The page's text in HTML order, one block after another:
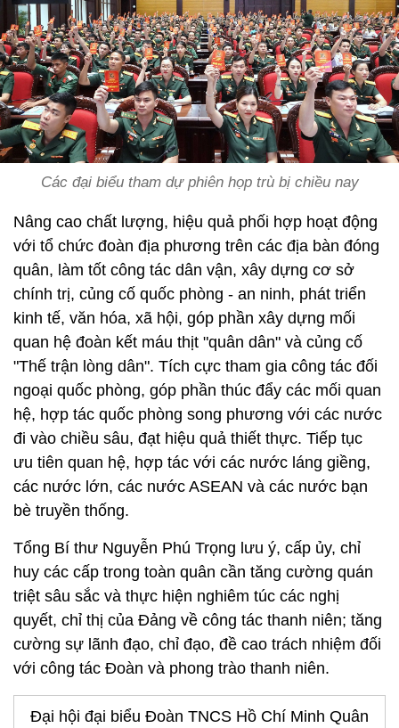
Các đại biểu tham dự phiên họp trù bị chiều nay
Nâng cao chất lượng, hiệu quả phối hợp hoạt động
với tổ chức đoàn địa phương trên các địa bàn đóng
quân, làm tốt công tác dân vận, xây dựng cơ sở
chính trị, củng cố quốc phòng - an ninh, phát triển
kinh tế, văn hóa, xã hội, góp phần xây dựng mối
quan hệ đoàn kết máu thịt "quân dân" và củng cố
"Thế trận lòng dân". Tích cực tham gia công tác đối
ngoại quốc phòng, góp phần thúc đẩy các mối quan
hệ, hợp tác quốc phòng song phương với các nước
đi vào chiều sâu, đạt hiệu quả thiết thực. Tiếp tục
ưu tiên quan hệ, hợp tác với các nước láng giềng,
các nước lớn, các nước ASEAN và các nước bạn
bè truyền thống.
Tổng Bí thư Nguyễn Phú Trọng lưu ý, cấp ủy, chỉ
huy các cấp trong toàn quân cần tăng cường quán
triệt sâu sắc và thực hiện nghiêm túc các nghị
quyết, chỉ thị của Đảng về công tác thanh niên; tăng
cường sự lãnh đạo, chỉ đạo, đề cao trách nhiệm đối
với công tác Đoàn và phong trào thanh niên.
Đại hội đại biểu Đoàn TNCS Hồ Chí Minh Quân